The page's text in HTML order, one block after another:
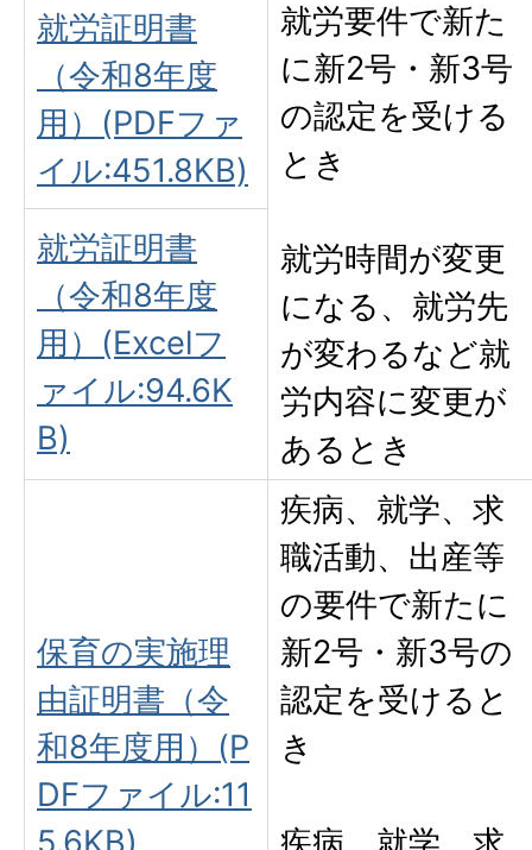
就労証明書
（令和8年度
用）(PDFファ
イル:451.8KB)
就労要件で新た
に新2号・新3号
の認定を受ける
とき
就労時間が変更
になる、就労先
が変わるなど就
労内容に変更が
あるとき
就労証明書
（令和8年度
用）(Excelフ
ァイル:94.6K
B)
保育の実施理
由証明書（令
和8年度用）(P
DFファイル:11
疾病、就学、求
職活動、出産等
の要件で新たに
新2号・新3号の
認定を受けると
き